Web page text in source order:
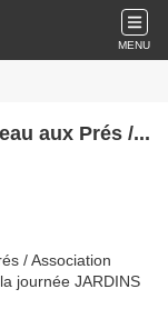
MENU
aux Prés /...
/ Association
journée JARDINS